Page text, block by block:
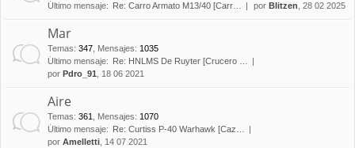
Último mensaje:
Re: Carro Armato M13/40 [Carr… por Blitzen , 28 02 2025
Mar
Temas: 347 Mensajes: 1035
Último mensaje:
Re: HNLMS De Ruyter [Crucero …
por Pdro_91 , 18 06 2021
Aire
Temas: 361 Mensajes: 1070
Último mensaje:
Re: Curtiss P-40 Warhawk [Caz…
por Amelletti , 14 07 2021